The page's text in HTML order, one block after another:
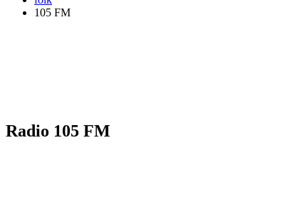
105 FM
Radio 105 FM